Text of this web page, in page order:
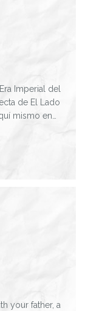
Imperial del
de El Lado
mismo en
your father, a